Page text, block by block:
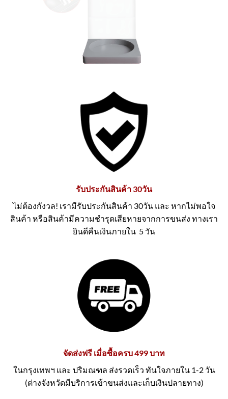
รับประกันสินค้า 30วัน
ไม่ต้องกังวล! เรามีรับประกันสินค้า 30วัน และ หากไม่พอใจ
สินค้า หรือสินค้ามีความชำรุดเสียหายจากการขนส่ง ทางเรา
ยินดีคืนเงินภายใน 5 วัน
จัดส่งฟรี เมื่อซื้อครบ 499 บาท
ในกรุงเทพฯ และ ปริมณฑล ส่งรวดเร็ว ทันใจภายใน 1-2 วัน
(ต่างจังหวัดมีบริการเข้าขนส่งและเก็บเงินปลายทาง)